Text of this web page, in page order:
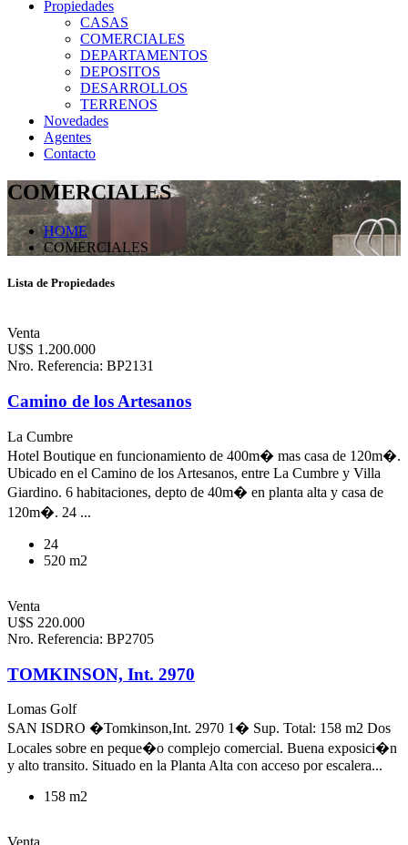
Propiedades
CASAS
COMERCIALES
DEPARTAMENTOS
DEPOSITOS
DESARROLLOS
TERRENOS
Novedades
Agentes
Contacto
COMERCIALES
HOME
COMERCIALES
Lista de Propiedades
Venta
U$S 1.200.000
Nro. Referencia: BP2131
Camino de los Artesanos
La Cumbre
Hotel Boutique en funcionamiento de 400m� mas casa de 120m�.
Ubicado en el Camino de los Artesanos, entre La Cumbre y Villa
Giardino. 6 habitaciones, depto de 40m� en planta alta y casa de
120m�. 24 ...
24
520 m2
Venta
U$S 220.000
Nro. Referencia: BP2705
TOMKINSON, Int. 2970
Lomas Golf
SAN ISDRO �Tomkinson,Int. 2970 1� Sup. Total: 158 m2 Dos
Locales sobre en peque�o complejo comercial. Buena exposici�n
y alto transito. Situado en la Planta Alta con acceso por escalera...
158 m2